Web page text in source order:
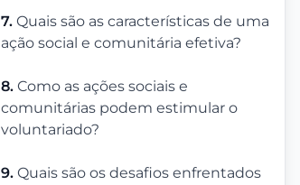
7. Quais são as características de uma
ação social e comunitária efetiva?
8. Como as ações sociais e
comunitárias podem estimular o
voluntariado?
9. Quais são os desafios enfrentados